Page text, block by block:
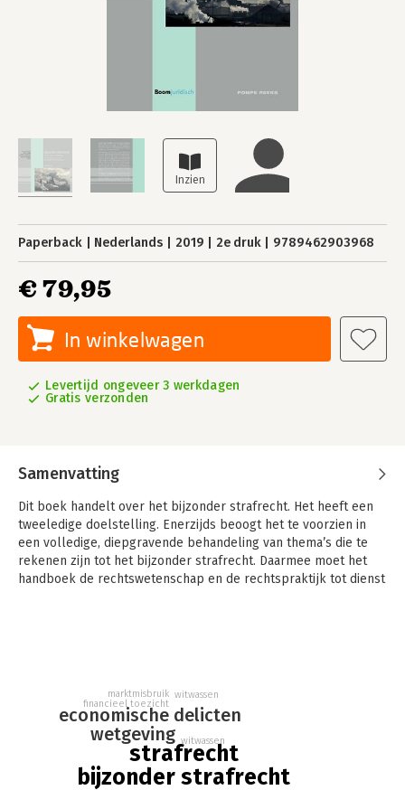
Paperback Nederlands 2019 2e druk 9789462903968
€ 79,95
In winkelwagen
Levertijd ongeveer 3 werkdagen
Gratis verzonden
Samenvatting
Dit boek handelt over het bijzonder strafrecht. Het heeft een
tweeledige doelstelling. Enerzijds beoogt het te voorzien in
een volledige, diepgravende behandeling van thema’s die te
rekenen zijn tot het bijzonder strafrecht. Daarmee moet het
handboek de rechtswetenschap en de rechtspraktijk tot dienst
ontwikkeling van het bijzonder strafrecht centraal. Het tweede
deel is gewijd aan de strafrechtelijke handhaving van het
sociaal-economisch recht en het fiscaal recht, waarbij aandacht
wordt besteed aan enkele commune delicten, de
deelcodificaties van de Wet op de economische delicten en de
strafrecht
bijzonder strafrecht
wetgeving
economische delicten
witwassen
financieel toezicht
marktmisbruik witwassen